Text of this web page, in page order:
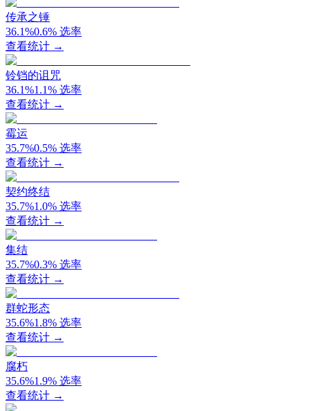
传承之锤
36.1%0.6% 选率
查看统计 →
铃铛的诅咒
36.1%1.1% 选率
查看统计 →
霉运
35.7%0.5% 选率
查看统计 →
契约终结
35.7%1.0% 选率
查看统计 →
集结
35.7%0.3% 选率
查看统计 →
群蛇形态
35.6%1.8% 选率
查看统计 →
腐朽
35.6%1.9% 选率
查看统计 →